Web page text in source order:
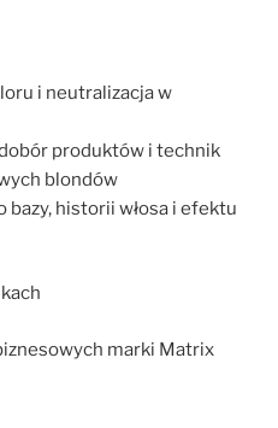
i neutralizacja w
produktów i technik
blondów
bazy, historii włosa i efektu
marki Matrix